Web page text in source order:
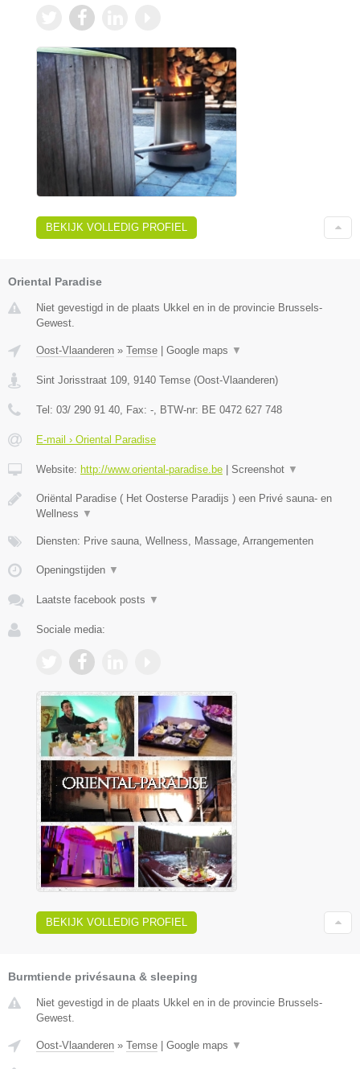
BEKIJK VOLLEDIG PROFIEL
Oriental Paradise
Niet gevestigd in de plaats Ukkel en in de provincie Brussels-
Gewest.
Oost-Vlaanderen » Temse Google maps ▼
Sint Jorisstraat 109, 9140 Temse (Oost-Vlaanderen)
Tel: 03/ 290 91 40, Fax: -, BTW-nr: BE 0472 627 748
E-mail › Oriental Paradise
Website: http://www.oriental-paradise.be Screenshot ▼
Oriëntal Paradise ( Het Oosterse Paradijs ) een Privé sauna- en
Wellness ▼
Diensten: Prive sauna, Wellness, Massage, Arrangementen
Openingstijden ▼
Laatste facebook posts ▼
Sociale media:
BEKIJK VOLLEDIG PROFIEL
Burmtiende privésauna & sleeping
Niet gevestigd in de plaats Ukkel en in de provincie Brussels-
Gewest.
Oost-Vlaanderen » Temse Google maps ▼